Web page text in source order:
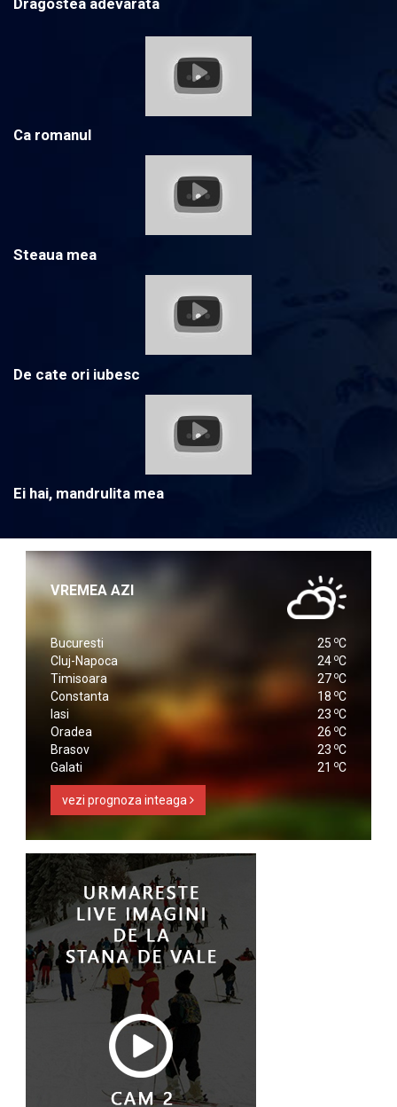
Ca romanul
Steaua mea
De cate ori iubesc
Ei hai, mandrulita mea
VREMEA AZI
Bucuresti 25 oC
Cluj-Napoca
24 oC
Timisoara
27 oC
Constanta
18 oC
Iasi
23 oC
Oradea
26 oC
Brasov
23 oC
Galati
21 oC
vezi prognoza inteaga